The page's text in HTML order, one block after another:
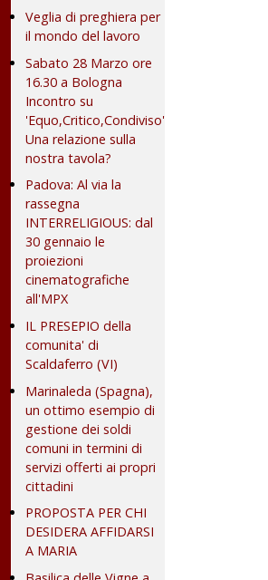
Veglia di preghiera per
il mondo del lavoro
Sabato 28 Marzo ore
16.30 a Bologna
Incontro su
'Equo,Critico,Condiviso'
Una relazione sulla
nostra tavola?
Padova: Al via la
rassegna
INTERRELIGIOUS: dal
30 gennaio le
proiezioni
cinematografiche
all'MPX
IL PRESEPIO della
comunita' di
Scaldaferro (VI)
Marinaleda (Spagna),
un ottimo esempio di
gestione dei soldi
comuni in termini di
servizi offerti ai propri
cittadini
PROPOSTA PER CHI
DESIDERA AFFIDARSI
A MARIA